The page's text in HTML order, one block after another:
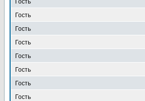
Гость
Гость
Гость
Гость
Гость
Гость
Гость
Гость